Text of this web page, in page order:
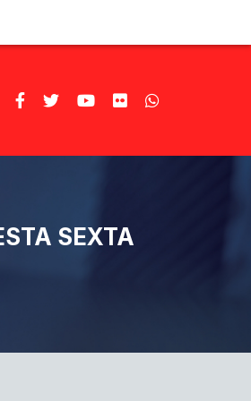
SEXTA